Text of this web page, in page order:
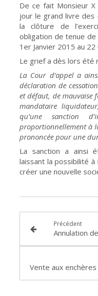
De ce fait Monsieur
jour le grand livre
la clôture de
obligation de tenue de
1er Janvier 2015 au
Le grief a dès lors été
La Cour d’appel a
déclaration de
et défaut, de mauvaise
mandataire
qu’une sanction
proportionnellement à
prononcée pour une
La sanction a ainsi
laissant la possibilité
créer une nouvelle
Précédent